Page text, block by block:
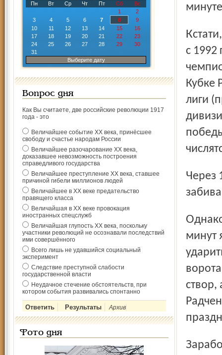
Пн
Вт Ср Чт Пт Сб
Вс
1
2
3
4 5 6 7 8
9
10
11 12 13 14 15
16
17
18 19 20 21 22
23
24
25 26 27 28 29
30
31
Выберите дату
Вопрос дня
Как Вы считаете, две российские революции 1917
года - это
Величайшее событие ХХ века, принёсшее
свободу и счастье народам России
Величайшее разочарование ХХ века,
доказавшее невозможность построения
справедливого государства
Величайшее преступление ХХ века, ставшее
причиной гибели миллионов людей
Величайшее в ХХ веке предательство
правящего класса
Величайшая в ХХ веке провокация
иностранных спецслужб
Величайшая глупость ХХ века, поскольку
участники революций не осознавали последствий
ими совершённого
Всего лишь не удавшийся социальный
эксперимент
Следствие преступной слабости
государственной власти
Неудачное стечение обстоятельств, при
котором события развивались спонтанно
Архив
Фото дня
Кстати, это был 1000-й гол, записанный на счёт "Шинника"
с 1992
Кубке
лиги
Через 10 минут после 1000-го гола тот же Алхазов
Однако после перерыва "Шинник" просто встал. За 45
минут
створ,
Заработав по очку, оба соперника поднялись в турнирной